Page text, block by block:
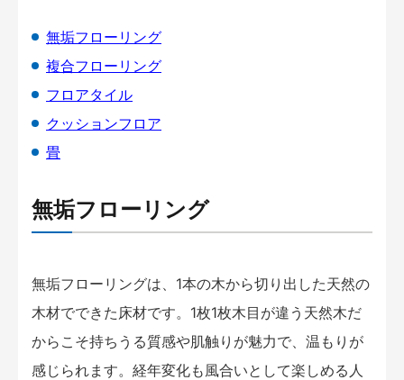
無垢フローリング
複合フローリング
フロアタイル
クッションフロア
畳
無垢フローリング
無垢フローリングは、1本の木から切り出した天然の
木材でできた床材です。1枚1枚木目が違う天然木だ
からこそ持ちうる質感や肌触りが魅力で、温もりが
感じられます。経年変化も風合いとして楽しめる人